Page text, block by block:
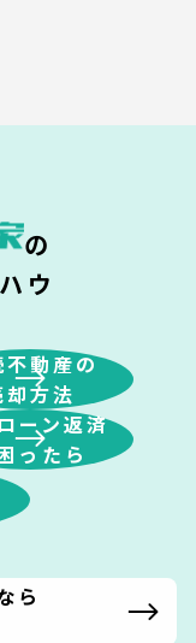
の
ウ
不動産の
却方法
ーン返済
ったら
ら